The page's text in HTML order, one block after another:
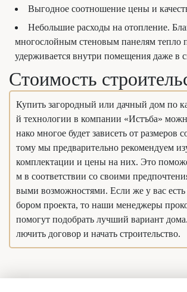
Выгодное соотношение цены и
Небольшие расходы на отопление.
многослойным стеновым панелям тепло
удерживается внутри помещения даже в
Стоимость
Купить загородный или дачный дом по
й технологии в компании «Истъба»
нако многое будет зависеть от размеров
тому мы предварительно рекомендуем
комплектации и цены на них. Это
м в соответствии со своими
выми возможностями. Если же у вас есть
бором проекта, то наши менеджеры
помогут подобрать лучший вариант
лючить договор и начать строительство.